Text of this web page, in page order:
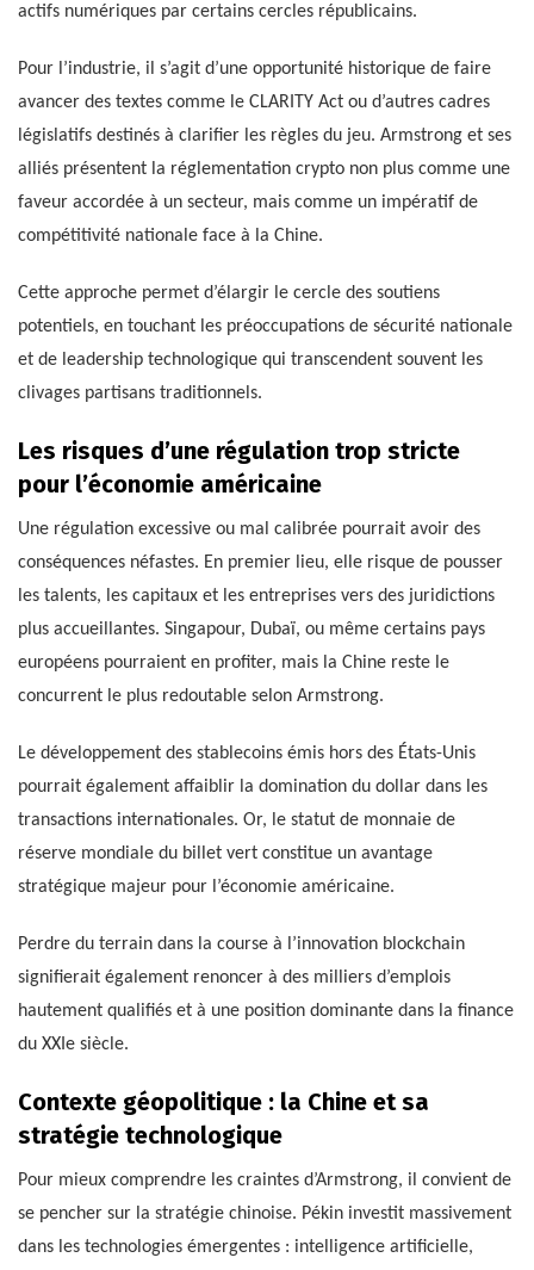
actifs numériques par certains cercles républicains.
Pour l’industrie, il s’agit d’une opportunité historique de faire
avancer des textes comme le CLARITY Act ou d’autres cadres
législatifs destinés à clarifier les règles du jeu. Armstrong et ses
alliés présentent la réglementation crypto non plus comme une
faveur accordée à un secteur, mais comme un impératif de
compétitivité nationale face à la Chine.
Cette approche permet d’élargir le cercle des soutiens
potentiels, en touchant les préoccupations de sécurité nationale
et de leadership technologique qui transcendent souvent les
clivages partisans traditionnels.
Les risques d’une régulation trop stricte
pour l’économie américaine
Une régulation excessive ou mal calibrée pourrait avoir des
conséquences néfastes. En premier lieu, elle risque de pousser
les talents, les capitaux et les entreprises vers des juridictions
plus accueillantes. Singapour, Dubaï, ou même certains pays
européens pourraient en profiter, mais la Chine reste le
concurrent le plus redoutable selon Armstrong.
Le développement des stablecoins émis hors des États-Unis
pourrait également affaiblir la domination du dollar dans les
transactions internationales. Or, le statut de monnaie de
réserve mondiale du billet vert constitue un avantage
stratégique majeur pour l’économie américaine.
Perdre du terrain dans la course à l’innovation blockchain
signifierait également renoncer à des milliers d’emplois
hautement qualifiés et à une position dominante dans la finance
du XXIe siècle.
Contexte géopolitique : la Chine et sa
stratégie technologique
Pour mieux comprendre les craintes d’Armstrong, il convient de
se pencher sur la stratégie chinoise. Pékin investit massivement
dans les technologies émergentes : intelligence artificielle,